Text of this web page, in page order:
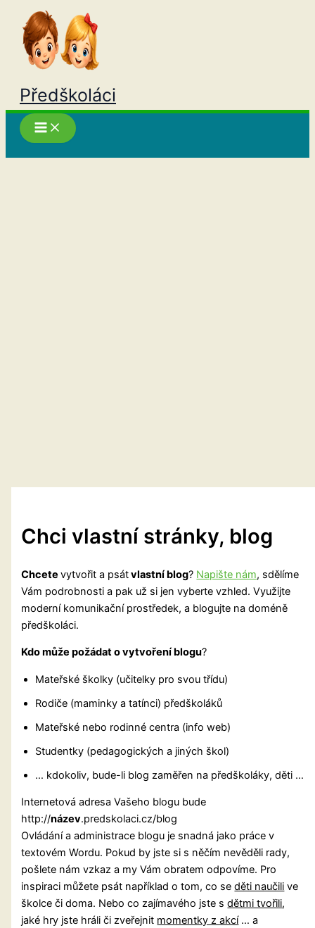
Přeskočit
obsah
Předškoláci
Chci vlastní stránky, blog
Chcetevytvořit a psátvlastní blog? Napište nám, sdělíme
Vám podrobnosti a pak už si jen vyberte vzhled. Využijte
moderní komunikační prostředek, a blogujte na doméně
předškoláci.
Kdo může požádat o vytvoření blogu?
Mateřské školky (učitelky pro svou třídu)
Rodiče (maminky a tatínci) předškoláků
Mateřské nebo rodinné centra (info web)
Studentky (pedagogických a jiných škol)
… kdokoliv, bude-li blog zaměřen na předškoláky, děti …
Internetová adresa Vašeho blogu bude
http://název.predskolaci.cz/blog
Ovládání a administrace blogu je snadná jako práce v
textovém Wordu. Pokud by jste si s něčím nevěděli rady,
pošlete nám vzkaz a my Vám obratem odpovíme. Pro
inspiraci můžete psát například o tom, co seděti naučili ve
školce či doma. Nebo co zajímavého jste sdětmi tvořili,
jaké hry jste hráli či zveřejnit momentky z akcí… a